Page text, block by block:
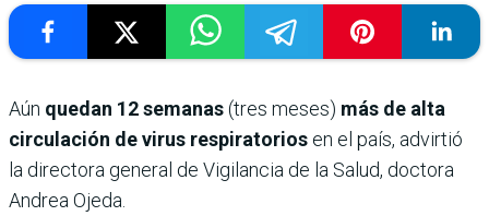
Aún quedan 12 semanas(tres meses) más de alta
circulación de virus respiratorios en el país, advirtió
la directora general de Vigilancia de la Salud, doctora
Andrea Ojeda.